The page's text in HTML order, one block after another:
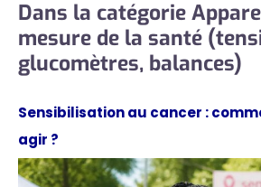
Dans la catégorie
mesure de la santé
glucomètres, balances)
Sensibilisation au cancer :
agir ?